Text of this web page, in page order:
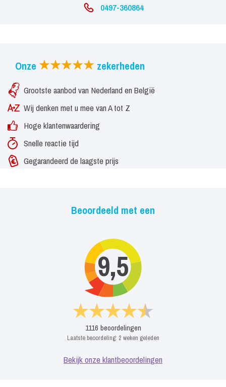
0497-360864
Onze zekerheden
Grootste aanbod van Nederland en België
Wij denken met u mee van A tot Z
Hoge klantenwaardering
Snelle reactie tijd
Gegarandeerd de laagste prijs
Beoordeeld met een
9,5
1116 beoordelingen
Laatste beoordeling: 2 weken geleden
Bekijk onze klantbeoordelingen